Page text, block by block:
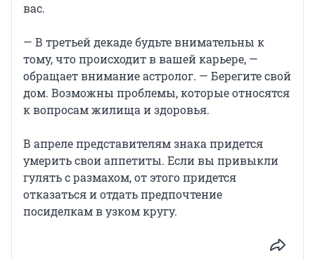
вас.
— В третьей декаде будьте внимательны к
тому, что происходит в вашей карьере, —
обращает внимание астролог. — Берегите свой
дом. Возможны проблемы, которые относятся
к вопросам жилища и здоровья.
В апреле представителям знака придется
умерить свои аппетиты. Если вы привыкли
гулять с размахом, от этого придется
отказаться и отдать предпочтение
посиделкам в узком кругу.